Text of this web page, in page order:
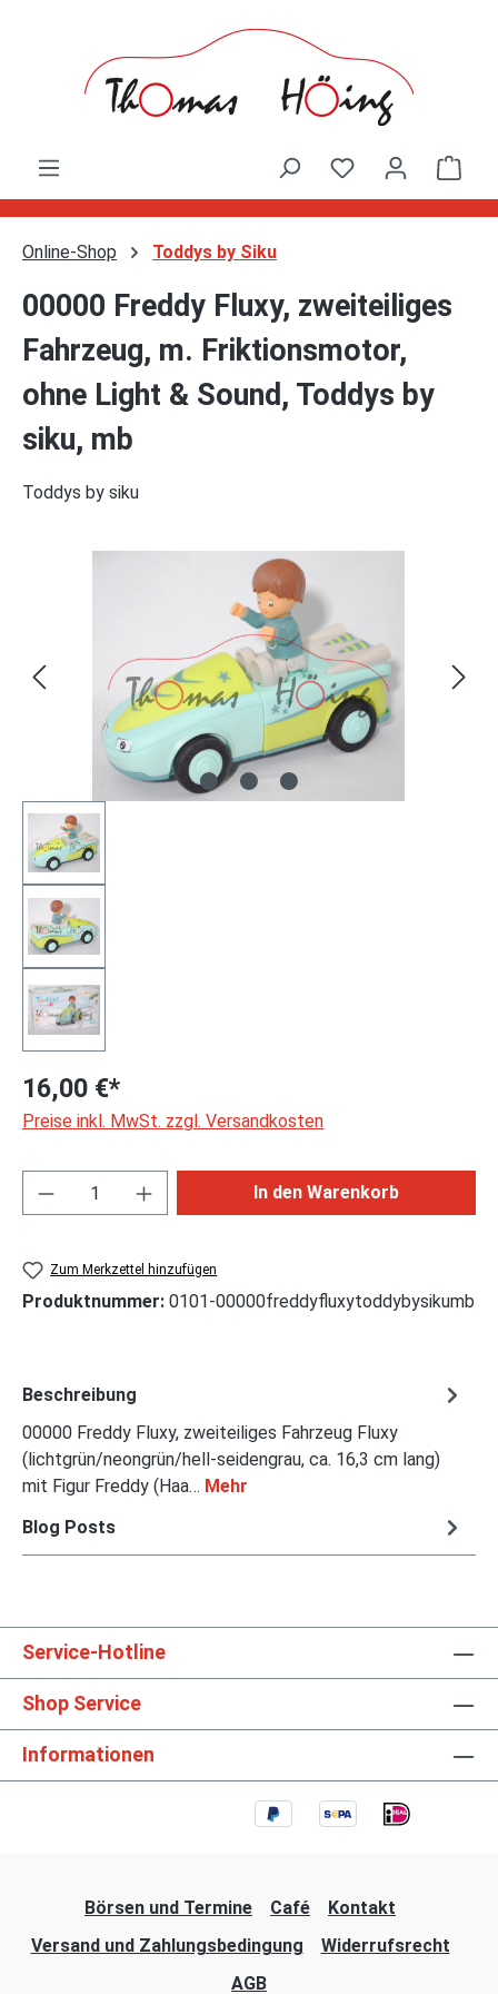
Online-Shop Toddys by Siku
00000 Freddy Fluxy, zweiteiliges
Fahrzeug, m. Friktionsmotor,
ohne Light & Sound, Toddys by
siku, mb
Toddys by siku
16,00 €*
Preise inkl. MwSt. zzgl. Versandkosten
Produkt Anzahl: Gib den gewünschten
In den Warenkorb
Zum Merkzettel hinzufügen
Produktnummer: 0101-00000freddyfluxytoddybysikumb
Beschreibung
00000 Freddy Fluxy, zweiteiliges Fahrzeug Fluxy
(lichtgrün/neongrün/hell-seidengrau, ca. 16,3 cm lang)
mit Figur Freddy (Haa… Mehr
Blog Posts
Service-Hotline
Shop Service
Informationen
Börsen und Termine Café
Kontakt
Versand und Zahlungsbedingung
Widerrufsrecht
AGB